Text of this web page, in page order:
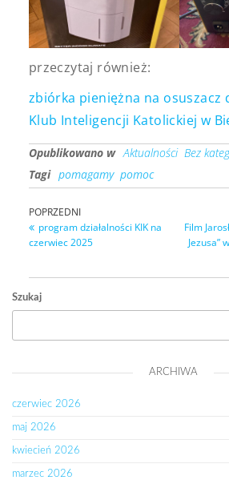
przeczytaj również:
zbiórka pieniężna na osuszacz
Klub Inteligencji Katolickiej w
Opublikowano w Aktualności Bez
Tagi pomagamy pomoc
POPRZEDNI
program działalności KIK na
czerwiec 2025
Film
Jezusa”
Szukaj
ARCHIWA
czerwiec 2026
maj 2026
kwiecień 2026
marzec 2026